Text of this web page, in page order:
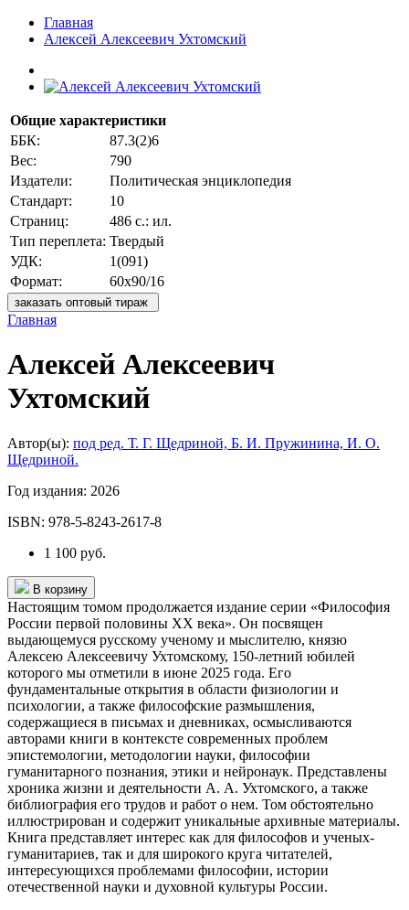
Главная
Алексей Алексеевич Ухтомский
Общие характеристики
ББК:
87.3(2)6
Вес:
790
Издатели:
Политическая энциклопедия
Стандарт:
10
Страниц:
486 с.: ил.
Тип переплета: Твердый
УДК:
1(091)
Формат:
60х90/16
заказать оптовый тираж
Главная
Алексей Алексеевич
Ухтомский
Автор(ы): под ред. Т. Г. Щедриной, Б. И. Пружинина, И. О.
Щедриной.
Год издания: 2026
ISBN: 978-5-8243-2617-8
1 100 руб.
В корзину
Настоящим томом продолжается издание серии «Философия
России первой половины ХХ века». Он посвящен
выдающемуся русскому ученому и мыслителю, князю
Алексею Алексеевичу Ухтомскому, 150-летний юбилей
которого мы отметили в июне 2025 года. Его
фундаментальные открытия в области физиологии и
психологии, а также философские размышления,
содержащиеся в письмах и дневниках, осмысливаются
авторами книги в контексте современных проблем
эпистемологии, методологии науки, философии
гуманитарного познания, этики и нейронаук. Представлены
хроника жизни и деятельности А. А. Ухтомского, а также
библиография его трудов и работ о нем. Том обстоятельно
иллюстрирован и содержит уникальные архивные материалы.
Книга представляет интерес как для философов и ученых-
гуманитариев, так и для широкого круга читателей,
интересующихся проблемами философии, истории
отечественной науки и духовной культуры России.